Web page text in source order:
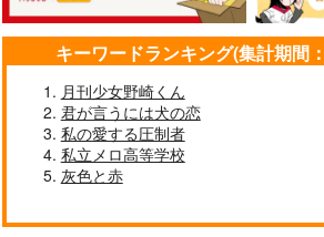
ピンク・ディペン
ド 下
ジーオーティー
円 （税込）
サンプル
純愛上等! 下
990
キーワードランキング(集計期間
月刊少女野崎くん
君が言うには犬の恋
私の愛する圧制者
私立メロ高等学校
灰色と赤